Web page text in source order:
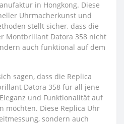
in Hongkong. Diese
Uhrmacherkunst und
stellt sicher, dass die
Montbrillant Datora 358 nicht
auch funktional auf dem
sagen, dass die Replica
Datora 358 für all jene
und Funktionalität auf
möchten. Diese Replica Uhr
sondern auch